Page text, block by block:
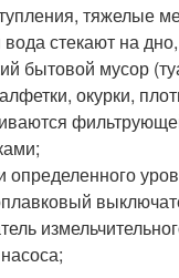
тяжелые
стекают на
бытовой мусор
окурки,